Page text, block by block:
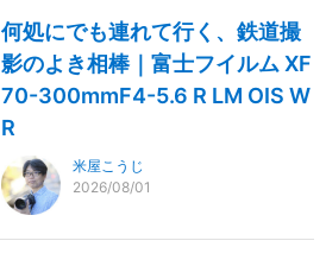
何処にでも連れて行く、鉄道撮
影のよき相棒｜富士フイルム XF
70-300mmF4-5.6 R LM OIS W
R
米屋こうじ
2026/08/01